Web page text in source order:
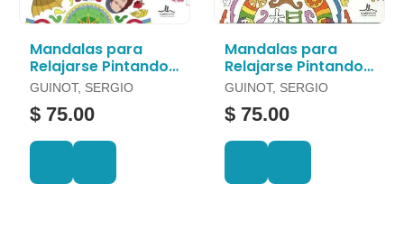
Mandalas para
Relajarse Pintando
con Leonardo Da
Vinci
GUINOT, SERGIO
$ 75.00
Mandalas para
Relajarse Pintando
el Arte de la Guerra
GUINOT, SERGIO
$ 75.00